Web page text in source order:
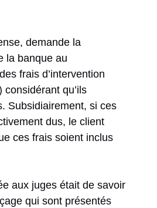
demande la
la banque au
frais d’intervention
considérant qu’ils
Subsidiairement, si ces
dus, le client
ces frais soient inclus
aux juges était de savoir
qui sont présentés